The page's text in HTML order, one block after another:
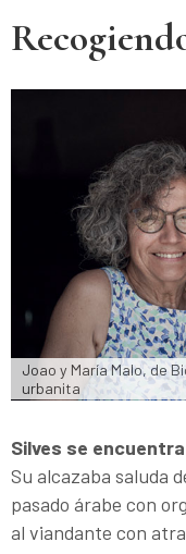
Joao y María Malo, de
urbanita
Silves se
Su alcazaba saluda
pasado árabe con
al viandante con